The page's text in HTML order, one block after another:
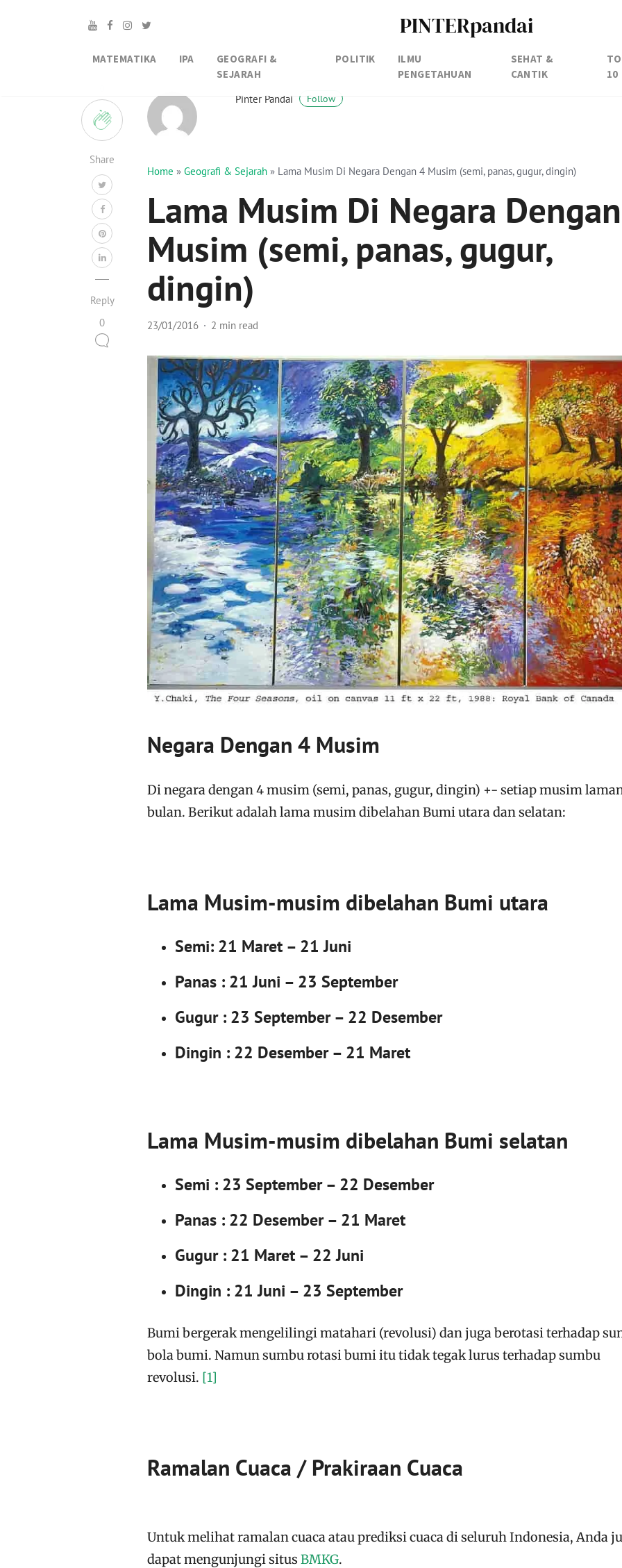
PINTERpandai
MATEMATIKA IPA
GEOGRAFI &
SEJARAH
POLITIK
ILMU
PENGETAHUAN
SEHAT &
CANTIK
10
Share
Reply
0
Pinter Pandai Follow
Home » Geografi & Sejarah » Lama Musim Di Negara Dengan 4 Musim (semi, panas, gugur, dingin)
Lama Musim Di Negara
Musim (semi, panas, gugur,
dingin)
23/01/2016 2 min read
Negara Dengan 4 Musim
Di negara dengan 4 musim (semi, panas, gugur, dingin) +- setiap musim
bulan. Berikut adalah lama musim dibelahan Bumi utara dan selatan:
Lama Musim-musim dibelahan Bumi utara
Semi: 21 Maret – 21 Juni
Panas : 21 Juni – 23 September
Gugur : 23 September – 22 Desember
Dingin : 22 Desember – 21 Maret
Lama Musim-musim dibelahan Bumi selatan
Semi : 23 September – 22 Desember
Panas : 22 Desember – 21 Maret
Gugur : 21 Maret – 22 Juni
Dingin : 21 Juni – 23 September
Bumi bergerak mengelilingi matahari (revolusi) dan juga berotasi terhadap
bola bumi. Namun sumbu rotasi bumi itu tidak tegak lurus terhadap sumbu
revolusi. [1]
Ramalan Cuaca / Prakiraan Cuaca
Untuk melihat ramalan cuaca atau prediksi cuaca di seluruh Indonesia, Anda
dapat mengunjungi situs BMKG.